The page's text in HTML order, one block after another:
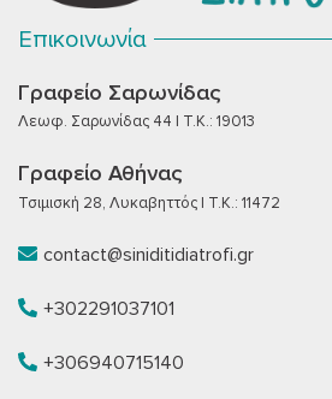
Επικοινωνία
Γραφείο Σαρωνίδας
Λεωφ. Σαρωνίδας 44 | T.K.: 19013
Γραφείο Αθήνας
Τσιμισκή 28, Λυκαβηττός | T.K.: 11472
contact@siniditidiatrofi.gr
+302291037101
+306940715140